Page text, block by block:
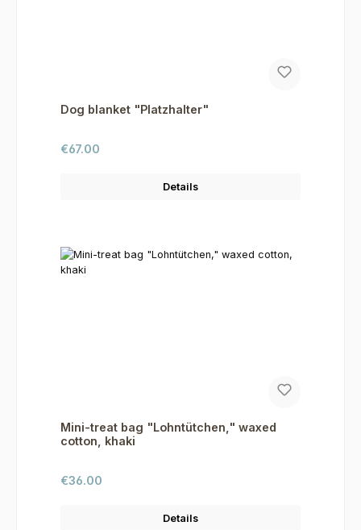
Dog blanket "Platzhalter"
Regular price:
€67.00
Details
Mini-treat bag "Lohntütchen," waxed
cotton, khaki
Regular price:
€36.00
Details